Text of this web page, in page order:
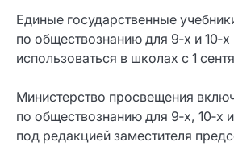
Единые государственные
по обществознанию для 9‑х и
использоваться в школах с 1
Министерство просвещения
по обществознанию для 9‑х, 10‑х и
под редакцией заместителя